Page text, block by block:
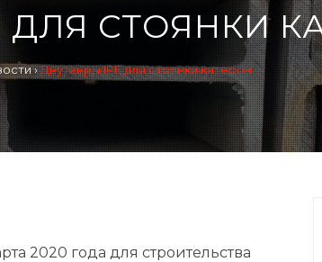
ДЛЯ СТОЯНКИ
›Двутавры IPE для стоянки катеров
2020 года для строительства